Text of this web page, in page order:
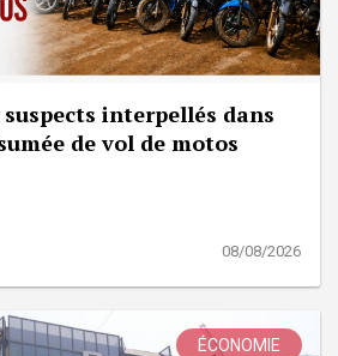
interpellés dans
de vol de motos
08/08/2026
ÉCONOMIE